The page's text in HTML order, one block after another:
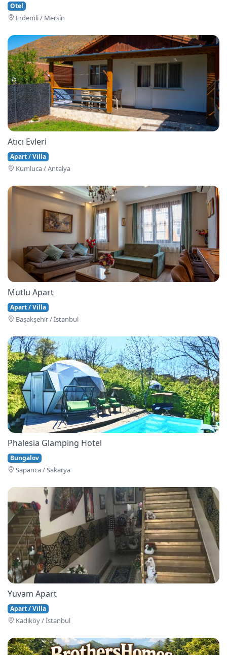
Otel
Erdemli / Mersin
Atıcı Evleri
Apart / Villa
Kumluca / Antalya
Mutlu Apart
Apart / Villa
Başakşehi̇r / İstanbul
Phalesia Glamping Hotel
Bungalov
Sapanca / Sakarya
Yuvam Apart
Apart / Villa
Kadiköy / İstanbul